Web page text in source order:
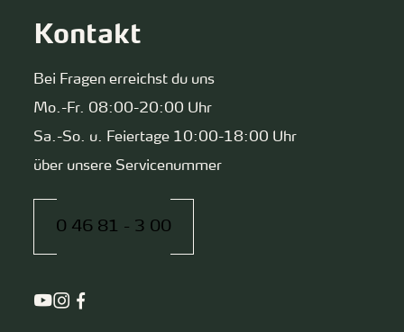
Kontakt
Bei Fragen erreichst du uns
Mo.-Fr. 08:00-20:00 Uhr
Sa.-So. u. Feiertage 10:00-18:00 Uhr
über unsere Servicenummer
0 46 81 - 3 00